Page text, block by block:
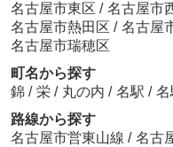
名古屋市東区 / 名古屋市
名古屋市熱田区 / 名古屋
名古屋市瑞穂区
町名から探す
錦 / 栄 / 丸の内 / 名駅 / 名
路線から探す
名古屋市営東山線 / 名古